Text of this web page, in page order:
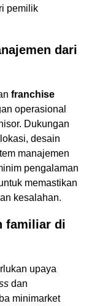
pemilik
dari
franchise
operasional
Dukungan
desain
manajemen
pengalaman
memastikan
kesalahan.
familiar di
upaya
dan
minimarket